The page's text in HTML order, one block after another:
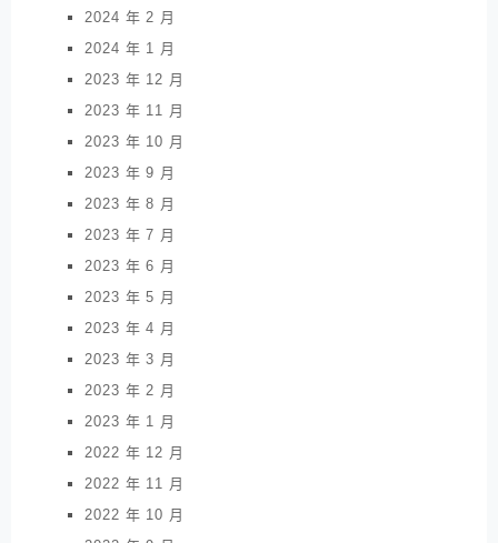
2024 年 2 月
2024 年 1 月
2023 年 12 月
2023 年 11 月
2023 年 10 月
2023 年 9 月
2023 年 8 月
2023 年 7 月
2023 年 6 月
2023 年 5 月
2023 年 4 月
2023 年 3 月
2023 年 2 月
2023 年 1 月
2022 年 12 月
2022 年 11 月
2022 年 10 月